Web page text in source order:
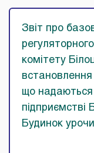
Звіт про
комітету
встановлення
що
підприємстві
Будинок